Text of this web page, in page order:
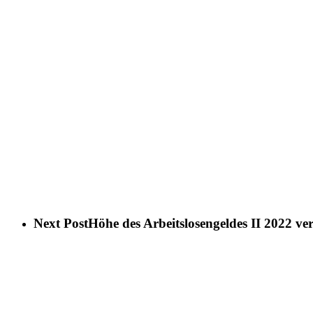
Next PostHöhe des Arbeitslosengeldes II 2022